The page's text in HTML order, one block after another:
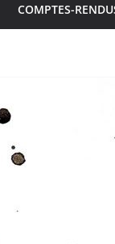
COMPTES-